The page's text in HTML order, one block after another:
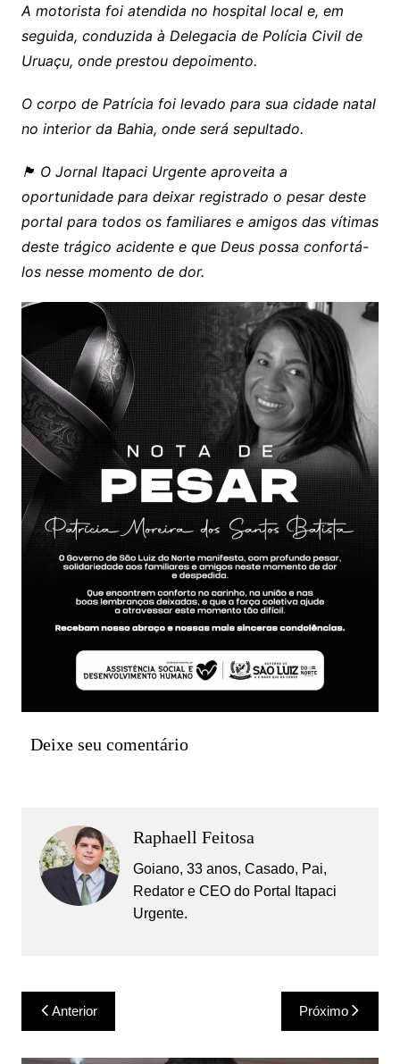
A motorista foi atendida no hospital local e, em
seguida, conduzida à Delegacia de Polícia Civil de
Uruaçu, onde prestou depoimento.
O corpo de Patrícia foi levado para sua cidade natal
no interior da Bahia, onde será sepultado.
🏴 O Jornal Itapaci Urgente aproveita a
oportunidade para deixar registrado o pesar deste
portal para todos os familiares e amigos das vítimas
deste trágico acidente e que Deus possa confortá-
los nesse momento de dor.
Deixe seu comentário
Raphaell Feitosa
Goiano, 33 anos, Casado, Pai,
Redator e CEO do Portal Itapaci
Urgente.
Navegação
de
Anterior Próximo